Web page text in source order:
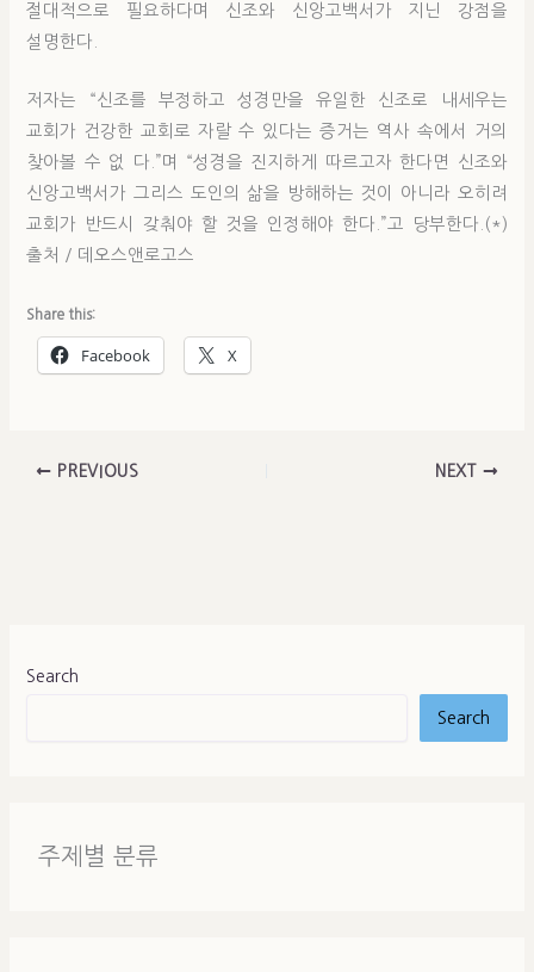
절대적으로 필요하다며 신조와 신앙고백서가 지닌 강점을
설명한다.
저자는 “신조를 부정하고 성경만을 유일한 신조로 내세우는
교회가 건강한 교회로 자랄 수 있다는 증거는 역사 속에서 거의
찾아볼 수 없 다.”며 “성경을 진지하게 따르고자 한다면 신조와
신앙고백서가 그리스 도인의 삶을 방해하는 것이 아니라 오히려
교회가 반드시 갖춰야 할 것을 인정해야 한다.”고 당부한다.(*)
출처 / 데오스앤로고스
Share this:
Facebook X
PREVIOUS NEXT
Search
Search
주제별 분류